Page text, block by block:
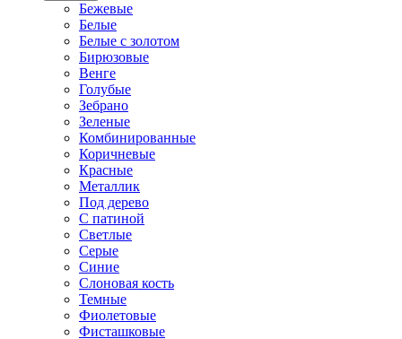
Бежевые
Белые
Белые с золотом
Бирюзовые
Венге
Голубые
Зебрано
Зеленые
Комбинированные
Коричневые
Красные
Металлик
Под дерево
С патиной
Светлые
Серые
Синие
Слоновая кость
Темные
Фиолетовые
Фисташковые